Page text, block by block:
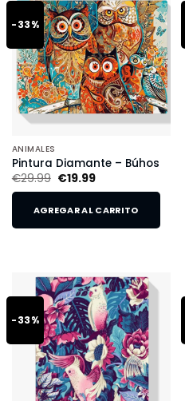
-33%
ANIMALES
Pintura Diamante – Búhos
€29.99 €19.99
AGREGAR AL CARRITO
-33%